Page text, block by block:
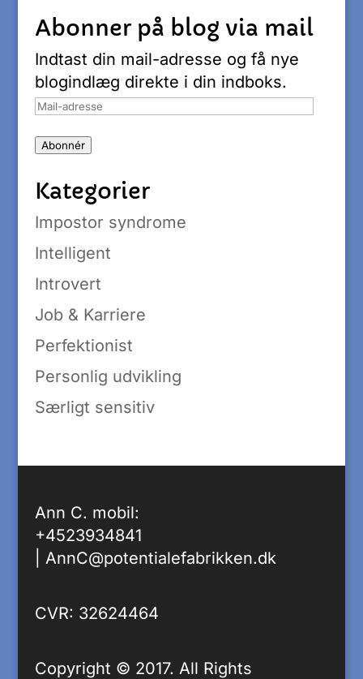
Abonner på blog via mail
Indtast din mail-adresse og få nye
blogindlæg direkte i din indboks.
Mail-
Abonnér
Kategorier
Impostor syndrome
Intelligent
Introvert
Job & Karriere
Perfektionist
Personlig udvikling
Særligt sensitiv
Ann C. mobil:
+4523934841
AnnC@potentialefabrikken.dk
CVR: 32624464
Copyright © 2017. All Rights